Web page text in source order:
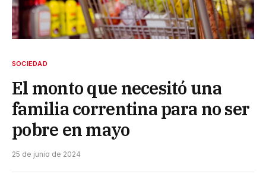
SOCIEDAD
El monto que necesitó una
familia correntina para no ser
pobre en mayo
25 de junio de 2024